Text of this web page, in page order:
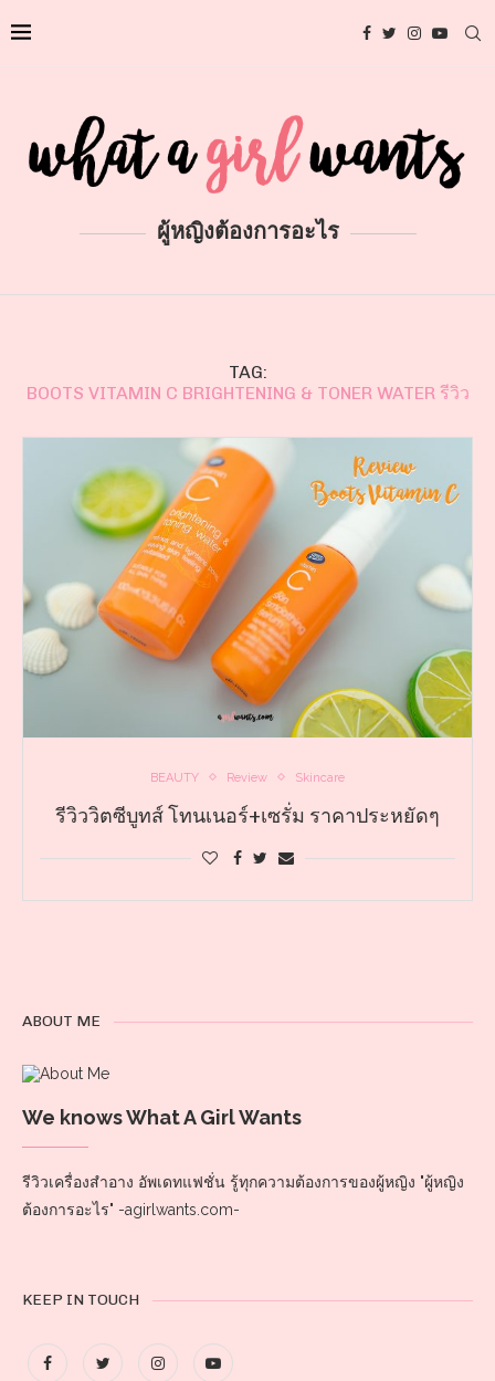
ผู้หญิงต้องการอะไร
TAG:
BOOTS VITAMIN C BRIGHTENING & TONER WATER รีวิว
BEAUTY Review Skincare
รีวิววิตซีบูทส์ โทนเนอร์+เซรั่ม ราคาประหยัดๆ
ABOUT ME
We knows What A Girl Wants
รีวิวเครื่องสำอาง อัพเดทแฟชั่น รู้ทุกความต้องการของผู้หญิง "ผู้หญิง
ต้องการอะไร" -agirlwants.com-
KEEP IN TOUCH